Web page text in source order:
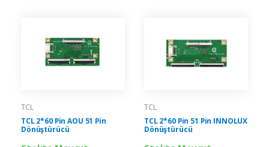
TCL
TCL 2*60 Pin AOU 51 Pin
Dönüştürücü
TCL
TCL 2*60 Pin 51 Pin INNOLUX
Dönüştürücü